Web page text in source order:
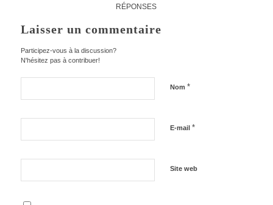
RÉPONSES
Laisser un commentaire
Participez-vous à la discussion?
N'hésitez pas à contribuer!
Nom *
E-mail *
Site web